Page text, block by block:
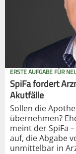
ERSTE AUFGABE FÜR
SpiFa fordert
Akutfälle
Sollen die
übernehmen?
meint der SpiFa
auf, die Abgabe
unmittelbar in